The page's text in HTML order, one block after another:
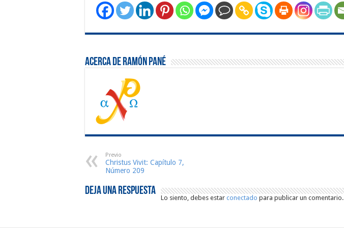
Acerca de Ramón Pané
Previo
Christus Vivit: Capítulo 7,
Número 209
Deja una respuesta
Lo siento, debes estar conectado para publicar un comentario.